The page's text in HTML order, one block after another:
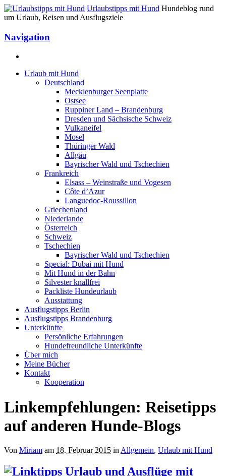
Urlaubstipps mit Hund Hundeblog rund
um Urlaub, Reisen und Ausflugsziele
Navigation
Urlaub mit Hund
Deutschland
Mecklenburger Seenplatte
Ostsee
Ruppiner Land – Brandenburg
Dresden und Sächsische Schweiz
Vulkaneifel
Mosel
Thüringer Wald
Allgäu
Bayrischer Wald und Tschechien
Frankreich
Elsass – Weinstraße und Vogesen
Côte d’Azur
Languedoc-Roussillon
Griechenland
Niederlande
Österreich
Schweiz
Tschechien
Bayrischer Wald und Tschechien
Special: Dubai mit Hund
Mit Hund in der Bahn
Silvester knallfrei
Packliste Hundeurlaub
Ausstattung
Ausflugstipps Berlin
Ausflugstipps Brandenburg
Unterkünfte
Persönliche Erfahrungen
Hundefreundliche Unterkünfte
Über mich
Meine Bücher
Kontakt
Kooperation
Linkempfehlungen: Reisetipps
auf anderen Hunde-Blogs
Von Miriam am 18. Februar 2015 in Allgemein, Urlaub mit Hund